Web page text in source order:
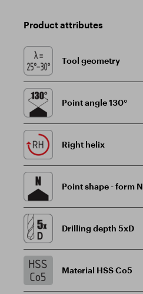
Product attributes
Tool geometry
Point angle 130°
Right helix
Point shape - form N
Drilling depth 5xD
Material HSS Co5